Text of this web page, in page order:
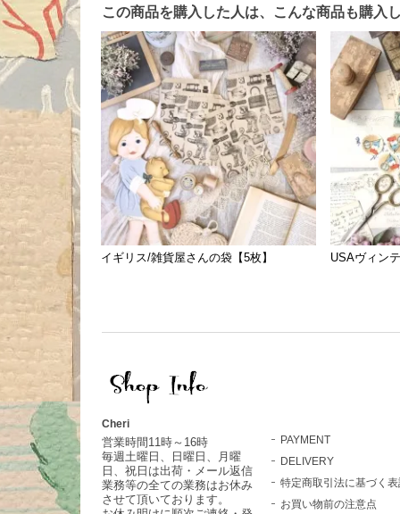
この商品を購入した人は、こんな商品も購入
イギリス/雑貨屋さんの袋【5枚】 USAヴィン
Cheri
営業時間11時～16時
毎週土曜日、日曜日、月曜
日、祝日は出荷・メール返信
業務等の全ての業務はお休み
させて頂いております。
PAYMENT
DELIVERY
特定商取引法に基づく
お買い物前の注意点